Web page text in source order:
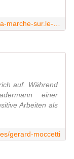
auf. Während
einer
Arbeiten als
gerard-moccetti